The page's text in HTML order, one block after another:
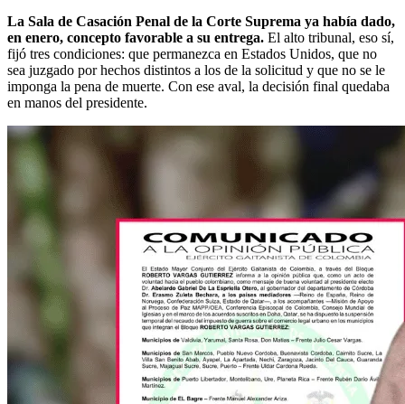
La Sala de Casación Penal de la Corte Suprema ya había dado,
en enero, concepto favorable a su entrega. El alto tribunal, eso sí,
fijó tres condiciones: que permanezca en Estados Unidos, que no
sea juzgado por hechos distintos a los de la solicitud y que no se le
imponga la pena de muerte. Con ese aval, la decisión final quedaba
en manos del presidente.